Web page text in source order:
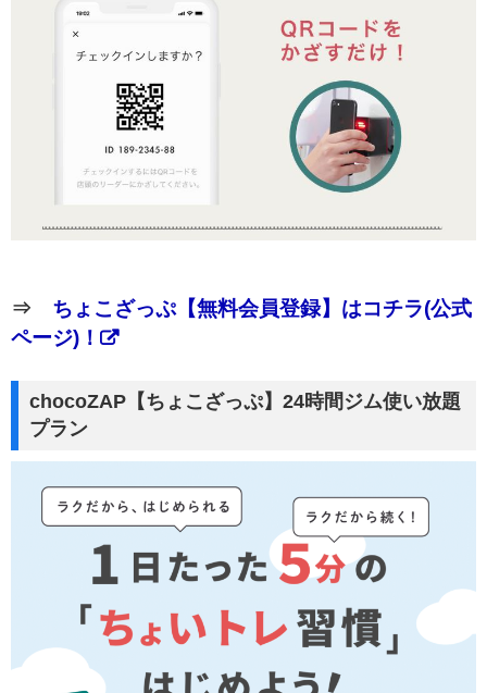
⇒ ちょこざっぷ【無料会員登録】はコチラ(公式
ページ)！
chocoZAP【ちょこざっぷ】24時間ジム使い放題
プラン